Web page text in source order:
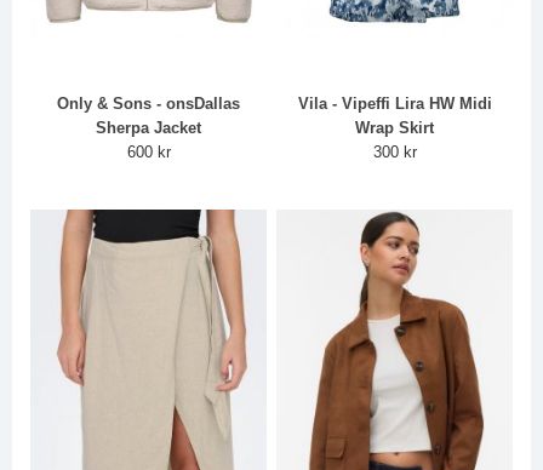
Only & Sons - onsDallas
Sherpa Jacket
600 kr
Vila - Vipeffi Lira HW Midi
Wrap Skirt
300 kr